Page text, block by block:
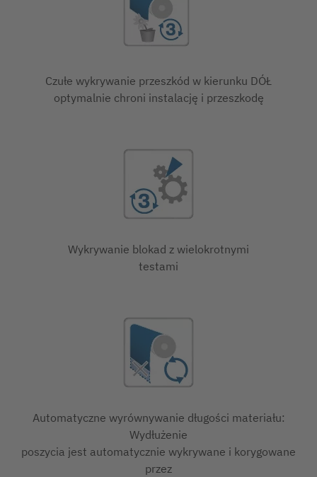
Czułe wykrywanie przeszkód w kierunku DÓŁ
optymalnie chroni instalację i przeszkodę
Wykrywanie blokad z wielokrotnymi
testami
Automatyczne wyrównywanie długości materiału:
Wydłużenie
poszycia jest automatycznie wykrywane i korygowane
przez